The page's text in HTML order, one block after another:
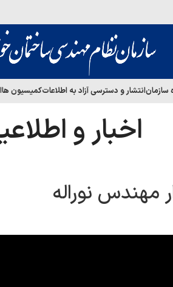
سازمانانتشار و دسترسی آزاد به اطلاعاتکمیسیون ها
اخبار و
مهندس نوراله